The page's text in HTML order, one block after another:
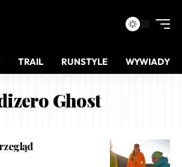
TRAIL RUNSTYLE WYWIADY
Ghost